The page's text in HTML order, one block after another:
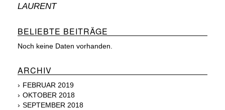
LAURENT
BELIEBTE BEITRÄGE
Noch keine Daten vorhanden.
ARCHIV
FEBRUAR 2019
OKTOBER 2018
SEPTEMBER 2018